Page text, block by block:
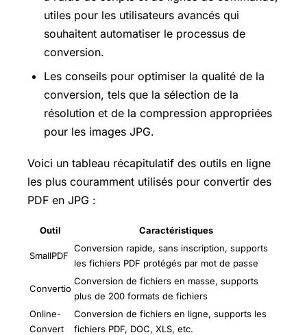
utiles pour les utilisateurs avancés qui
souhaitent automatiser le processus de
conversion.
Les conseils pour optimiser la qualité de la
conversion, tels que la sélection de la
résolution et de la compression appropriées
pour les images JPG.
Voici un tableau récapitulatif des outils en ligne
les plus couramment utilisés pour convertir des
PDF en JPG :
Outil Caractéristiques
SmallPDF
Conversion rapide, sans inscription, supports
les fichiers PDF protégés par mot de passe
Convertio
Conversion de fichiers en masse, supports
plus de 200 formats de fichiers
Online-
Convert
Conversion de fichiers en ligne, supports les
fichiers PDF, DOC, XLS, etc.